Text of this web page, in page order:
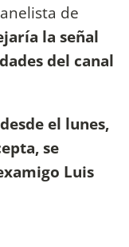
de
la señal
del canal
el lunes,
se
Luis